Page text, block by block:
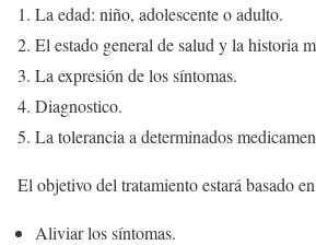
La edad: niño, adolescente o adulto.
El estado general de salud y la historia
La expresión de los síntomas.
Diagnostico.
La tolerancia a determinados
El objetivo del tratamiento estará basado
Aliviar los síntomas.